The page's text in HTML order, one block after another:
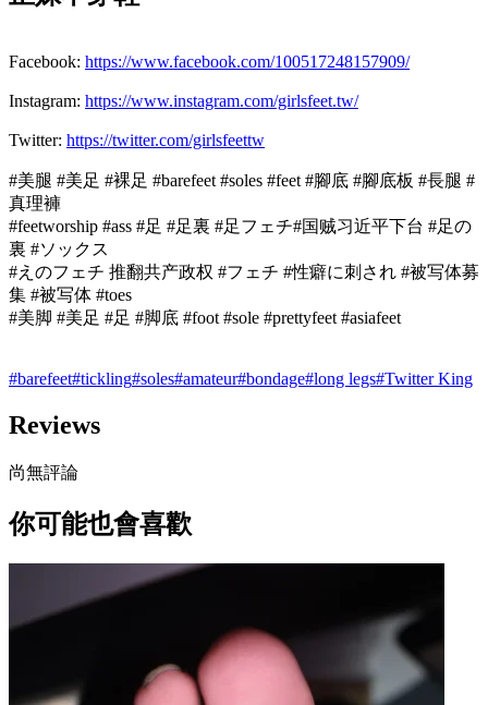
Facebook: https://www.facebook.com/100517248157909/
Instagram: https://www.instagram.com/girlsfeet.tw/
Twitter: https://twitter.com/girlsfeettw
#美腿 #美足 #裸足 #barefeet #soles #feet #腳底 #腳底板 #長腿 #
真理褲
#feetworship #ass #足 #足裏 #足フェチ#国贼习近平下台 #足の
裏 #ソックス
#えのフェチ 推翻共产政权 #フェチ #性癖に刺され #被写体募
集 #被写体 #toes
#美脚 #美足 #足 #脚底 #foot #sole #prettyfeet #asiafeet
#barefeet#tickling#soles#amateur#bondage#long legs#Twitter King
Reviews
尚無評論
你可能也會喜歡